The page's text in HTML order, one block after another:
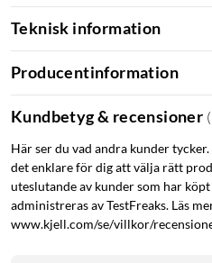
Teknisk information
Producentinformation
Kundbetyg & recensioner (
Här ser du vad andra kunder
det enklare för dig att välja rätt
uteslutande av kunder som har
administreras av TestFreaks. Läs
www.kjell.com/se/villkor/